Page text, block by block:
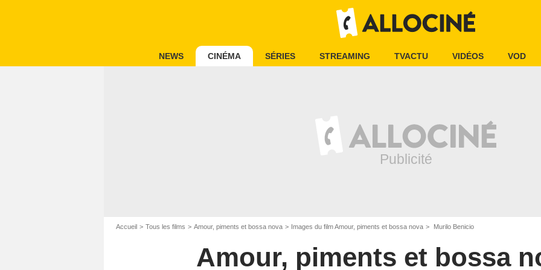
NEWS CINÉMA SÉRIES STREAMING TVACTU VIDÉOS VOD
Accueil Tous les films Amour, piments et bossa nova Images du film Amour, piments et bossa nova Murilo Benicio
Amour, piments et bossa